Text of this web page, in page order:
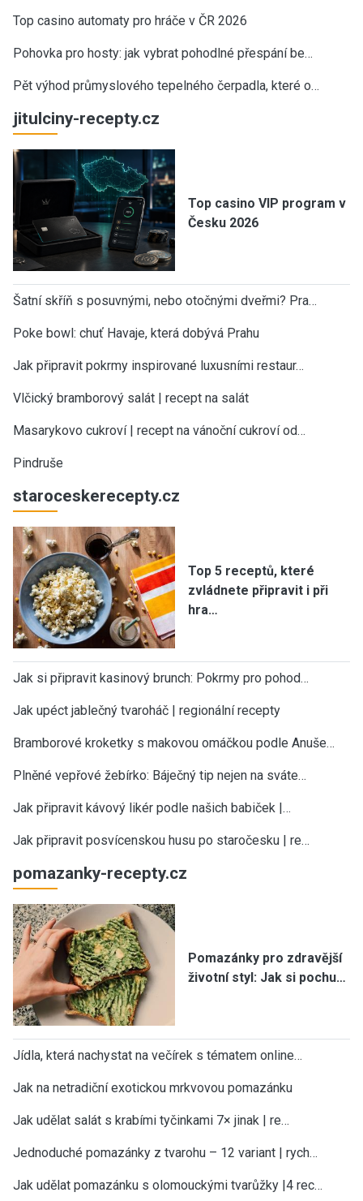
Top casino automaty pro hráče v ČR 2026
Pohovka pro hosty: jak vybrat pohodlné přespání be…
Pět výhod průmyslového tepelného čerpadla, které o…
jitulciny-recepty.cz
Top casino VIP program v
Česku 2026
Šatní skříň s posuvnými, nebo otočnými dveřmi? Pra…
Poke bowl: chuť Havaje, která dobývá Prahu
Jak připravit pokrmy inspirované luxusními restaur…
Vlčický bramborový salát | recept na salát
Masarykovo cukroví | recept na vánoční cukroví od…
Pindruše
staroceskerecepty.cz
Top 5 receptů, které
zvládnete připravit i při
hra…
Jak si připravit kasinový brunch: Pokrmy pro pohod…
Jak upéct jablečný tvaroháč | regionální recepty
Bramborové kroketky s makovou omáčkou podle Anuše…
Plněné vepřové žebírko: Báječný tip nejen na sváte…
Jak připravit kávový likér podle našich babiček |…
Jak připravit posvícenskou husu po staročesku | re…
pomazanky-recepty.cz
Pomazánky pro zdravější
životní styl: Jak si pochu…
Jídla, která nachystat na večírek s tématem online…
Jak na netradiční exotickou mrkvovou pomazánku
Jak udělat salát s krabími tyčinkami 7× jinak | re…
Jednoduché pomazánky z tvarohu – 12 variant | rych…
Jak udělat pomazánku s olomouckými tvarůžky |4 rec…